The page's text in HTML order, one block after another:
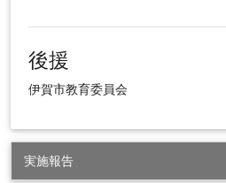
後援
伊賀市教育委員会
実施報告